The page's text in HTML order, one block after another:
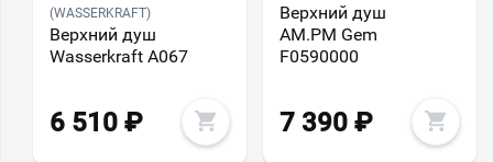
(WASSERKRAFT)
Верхний душ
Wasserkraft A067
6 510 ₽
Верхний душ
AM.PM Gem
F0590000
7 390 ₽